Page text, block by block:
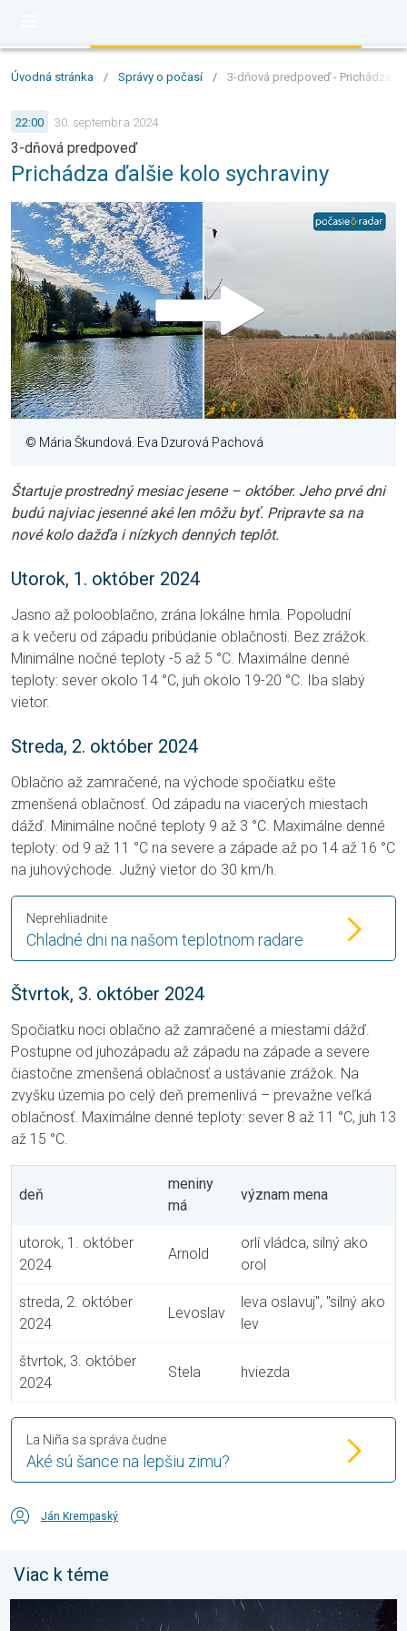
Úvodná stránka / Správy o počasí / 3-dňová predpoveď - Prichádza
22:00 30. septembra 2024
3-dňová predpoveď
Prichádza ďalšie kolo sychraviny
© Mária Škundová. Eva Dzurová Pachová
Štartuje prostredný mesiac jesene – október. Jeho prvé dni
budú najviac jesenné aké len môžu byť. Pripravte sa na
nové kolo dažďa i nízkych denných teplôt.
Utorok, 1. október 2024
Jasno až polooblačno, zrána lokálne hmla. Popoludní
a k večeru od západu pribúdanie oblačnosti. Bez zrážok.
Minimálne nočné teploty -5 až 5 °C. Maximálne denné
teploty: sever okolo 14 °C, juh okolo 19-20 °C. Iba slabý
vietor.
Streda, 2. október 2024
Oblačno až zamračené, na východe spočiatku ešte
zmenšená oblačnosť. Od západu na viacerých miestach
dážď. Minimálne nočné teploty 9 až 3 °C. Maximálne denné
teploty: od 9 až 11 °C na severe a západe až po 14 až 16 °C
na juhovýchode. Južný vietor do 30 km/h.
Chladné dni na našom teplotnom radare
Neprehliadnite
Štvrtok, 3. október 2024
Spočiatku noci oblačno až zamračené a miestami dážď.
Postupne od juhozápadu až západu na západe a severe
čiastočne zmenšená oblačnosť a ustávanie zrážok. Na
zvyšku územia po celý deň premenlivá – prevažne veľká
oblačnosť. Maximálne denné teploty: sever 8 až 11 °C, juh 13
až 15 °C.
deň
meniny
má
význam mena
utorok, 1. október
2024
Arnold
orlí vládca, silný ako
orol
streda, 2. október
2024
Levoslav
leva oslavuj", "silný ako
lev
štvrtok, 3. október
2024
Stela hviezda
Aké sú šance na lepšiu zimu?
La Niña sa správa čudne
Ján Krempaský
Viac k téme
Začína obdobie padajúcich hviezd. Vrchol v auguste. . .